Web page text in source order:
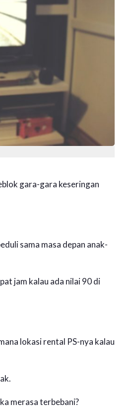
gara-gara keseringan
sama masa depan anak-
jam kalau ada nilai 90 di
lokasi rental PS-nya kalau
merasa terbebani?